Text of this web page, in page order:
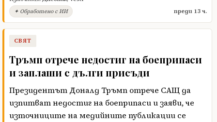
✦ Обработено с ИИ
преди 13 ч.
СВЯТ
Тръмп отрече недостиг на боеприпаси
и заплаши с дълги присъди
Президентът Доналд Тръмп отрече САЩ да
изпитват недостиг на боеприпаси и заяви, че
източниците на медийните публикации се